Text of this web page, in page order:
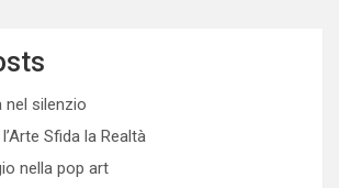
nel silenzio
Sfida la Realtà
nella pop art